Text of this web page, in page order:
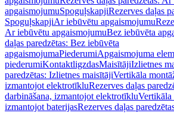
apgaismojumuSpoguļskapjiRezerves daļas
SpoguļskapjiAr iebūvētu apgaismojumu
Ar iebūvētu apgaismojumuBez iebūvēta
daļas paredzētas: Bez iebūvēta
apgaismojumaPiederumiApgaismojuma
piederumiKontaktligzdasMaisītājiIzlietnes
paredzētas: Izlietnes maisītājiVertikāla
izmantojot elektrotīkluRezerves daļas
darbināšana, izmantojot elektrotīkluVertikāla
izmantojot baterijasRezerves daļas